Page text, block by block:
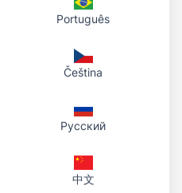
Português
Čeština
Русский
中文